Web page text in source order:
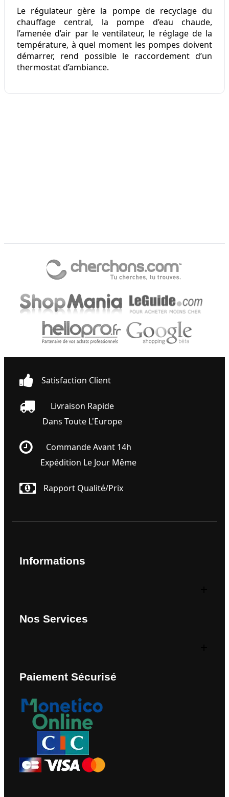
Le régulateur gère la pompe de recyclage du
chauffage central, la pompe d’eau chaude,
l’amenée d’air par le ventilateur, le réglage de la
température, à quel moment les pompes doivent
démarrer, rend possible le raccordement d’un
thermostat d’ambiance.
Satisfaction Client
Livraison Rapide
Dans Toute L'Europe
Commande Avant 14h
Expédition Le Jour Même
Rapport Qualité/prix
Informations
Nos Services
Paiement Sécurisé